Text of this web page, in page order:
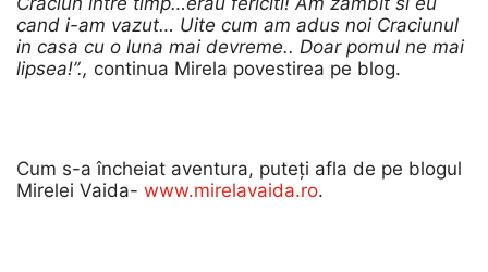
cand i-am vazut… Uite cum am adus noi Craciunul
in casa cu o luna mai devreme.. Doar pomul ne mai
lipsea!”., continua Mirela povestirea pe blog.
Cum s-a încheiat aventura, puteți afla de pe blogul
Mirelei Vaida- www.mirelavaida.ro.